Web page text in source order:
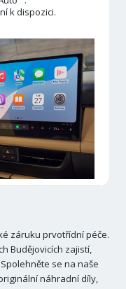
k dispozici.
záruku prvotřídní péče.
Budějovicích zajistí,
se na naše
náhradní díly,